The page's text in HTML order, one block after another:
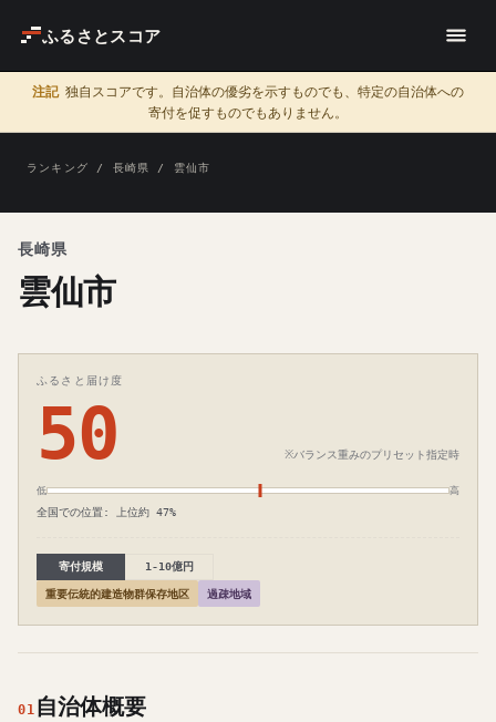
ふるさとスコア
注記 独自スコアです。自治体の優劣を示すものでも、特定の自治体への
寄付を促すものでもありません。
ランキング / 長崎県 / 雲仙市
長崎県
雲仙市
ふるさと届け度
50 ※バランス重みのプリセット指定時
低 高
全国での位置: 上位約 47%
寄付規模 1-10億円
重要伝統的建造物群保存地区 過疎地域
01 自治体概要